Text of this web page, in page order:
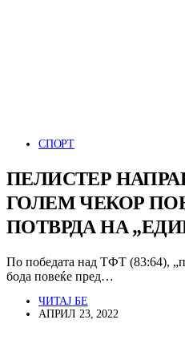
СПОРТ
ПЕЛИСТЕР
ГОЛЕМ ЧЕКОР
ПОТВРДА НА
По победата над ТФТ (83:64),
бода повеќе пред…
ЧИТАЈ БЕ
АПРИЛ 23, 2022